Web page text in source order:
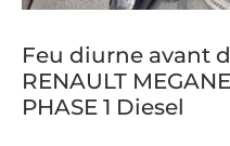
Feu diurne avant
RENAULT
PHASE 1 Diesel